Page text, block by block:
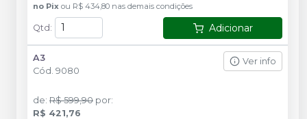
no Pix ou R$ 434,80 nas demais condições
Qtd : Adicionar
A3
Cód. 9080
Ver info
de: R$ 599,90 por:
R$ 421,76